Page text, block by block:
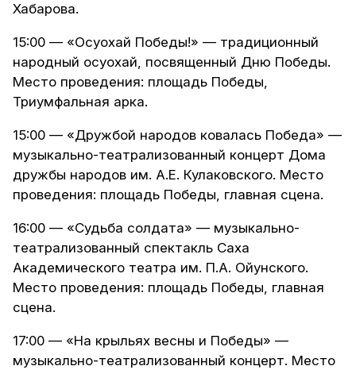
Хабарова.
15:00 — «Осуохай Победы!» — традиционный
народный осуохай, посвященный Дню Победы.
Место проведения: площадь Победы,
Триумфальная арка.
15:00 — «Дружбой народов ковалась Победа» —
музыкально-театрализованный концерт Дома
дружбы народов им. А.Е. Кулаковского. Место
проведения: площадь Победы, главная сцена.
16:00 — «Судьба солдата» — музыкально-
театрализованный спектакль Саха
Академического театра им. П.А. Ойунского.
Место проведения: площадь Победы, главная
сцена.
17:00 — «На крыльях весны и Победы» —
музыкально-театрализованный концерт. Место